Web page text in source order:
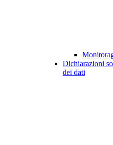
Dichiarazioni
dei dati